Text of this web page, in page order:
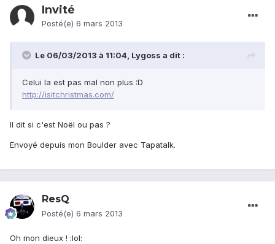
Invité
Posté(e) 6 mars 2013
Le 06/03/2013 à 11:04, Lygoss a dit :
Celui la est pas mal non plus :D
http://isitchristmas.com/
Il dit si c'est Noël ou pas ?
Envoyé depuis mon Boulder avec Tapatalk.
ResQ
Posté(e) 6 mars 2013
Oh mon dieux ! :lol: